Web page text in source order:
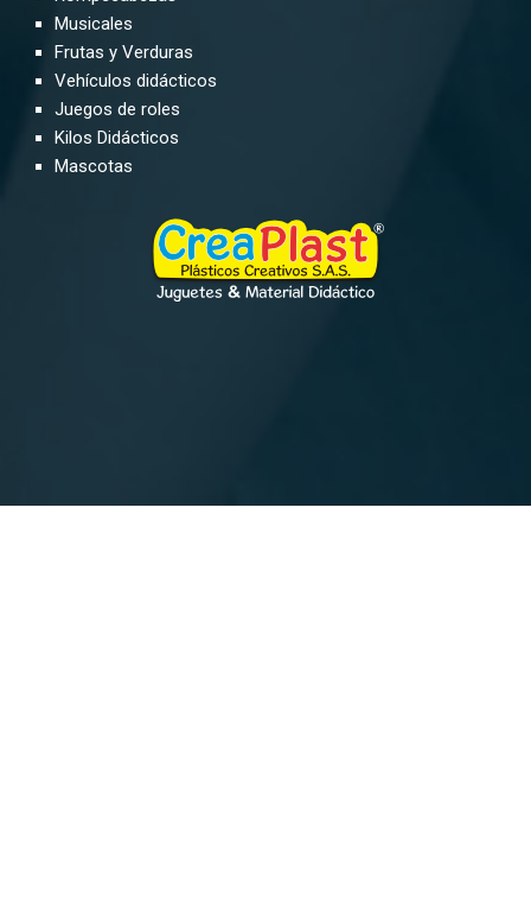
Musicales
Frutas y Verduras
Vehículos didácticos
Juegos de roles
Kilos Didácticos
Mascotas